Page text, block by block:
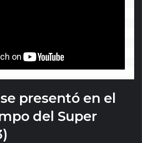
presentó en el
del Super